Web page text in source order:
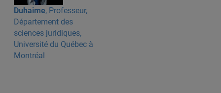
Duhaime, Professeur,
Département des
sciences juridiques,
Université du Québec à
Montréal